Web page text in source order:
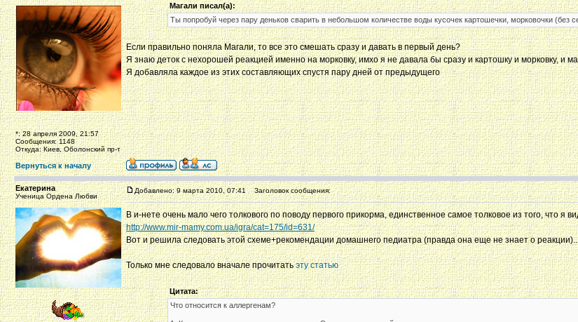
*: 28 апреля 2009, 21:57
Сообщения: 1148
Откуда: Киев, Оболонский пр-т
Магали писал(а):
Ты попробуй через пару деньков сварить в небольшом количестве воды кусочек картошечки, морковочки
Если правильно поняла Магали, то все это смешать сразу и давать в первый день?
Я знаю деток с нехорошей реакцией именно на морковку, имхо я не давала бы сразу и картошку и морковку, и
Я добавляла каждое из этих составляющих спустя пару дней от предыдущего
Вернуться к началу
Екатерина
Ученица Ордена Любви
Добавлено: 9 марта 2010, 07:41 Заголовок сообщения:
В и-нете очень мало чего толкового по поводу первого прикорма, единственное самое толковое из того, что я
http://www.mir-mamy.com.ua/igra/cat=175/id=631/
Вот и решила следовать этой схеме+рекомендации домашнего педиатра (правда она еще не знает о
Только мне следовало вначале прочитатьэту статью
Цитата:
Что относится к аллергенам?